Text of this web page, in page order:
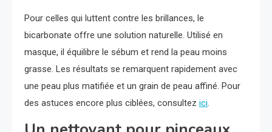
Pour celles qui luttent contre les brillances, le
bicarbonate offre une solution naturelle. Utilisé en
masque, il équilibre le sébum et rend la peau moins
grasse. Les résultats se remarquent rapidement avec
une peau plus matifiée et un grain de peau affiné. Pour
des astuces encore plus ciblées, consultez ici.